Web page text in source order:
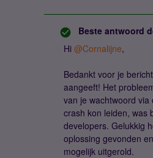
Beste antwoord
Hi ​ @Cornalijne,
Bedankt voor je
aangeeft! Het
van je wachtwoord via
crash kon leiden, was
developers. Gelukkig
oplossing gevonden
mogelijk uitgerold.